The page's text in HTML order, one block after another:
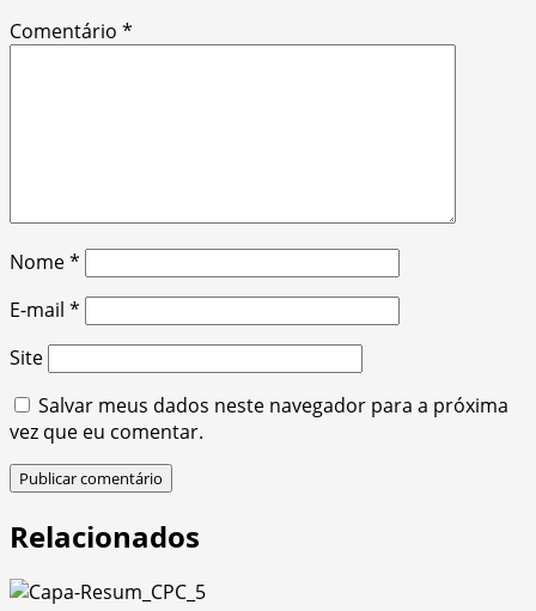
Comentário *
Nome*
E-mail *
Site
Salvar meus dados neste navegador para a próxima
vez que eu comentar.
Relacionados